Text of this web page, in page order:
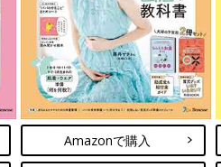
Amazonで購入